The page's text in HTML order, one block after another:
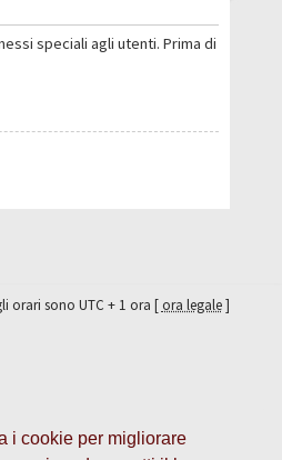
i cookie per migliorare
speciali agli utenti. Prima di
orari sono UTC + 1 ora [ora legale]